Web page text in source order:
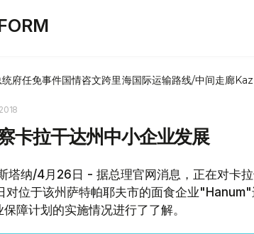
府任免事件国情咨文跨里海国际运输路线/中间走廊
卡拉干达州中小企业发展
塔纳/4月26日 - 据总理官网消息，正在对卡
对位于该州萨特帕耶夫市的面食企业
障计划的实施情况进行了了解。